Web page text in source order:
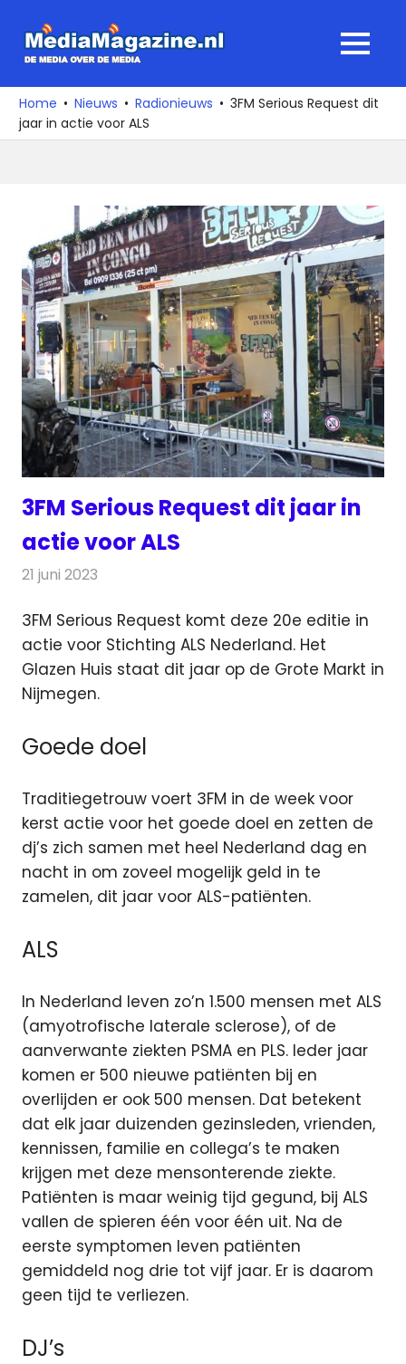
naar
media
over
de
MENU
Home Nieuws Radionieuws
3FM Serious Request dit
jaar in actie voor ALS
3FM Serious Request dit jaar in
actie voor ALS
21 juni 2023
3FM Serious Request komt deze 20e editie in
actie voor Stichting ALS Nederland. Het
Glazen Huis staat dit jaar op de Grote Markt in
Nijmegen.
Goede doel
Traditiegetrouw voert 3FM in de week voor
kerst actie voor het goede doel en zetten de
dj’s zich samen met heel Nederland dag en
nacht in om zoveel mogelijk geld in te
zamelen, dit jaar voor ALS-patiënten.
ALS
In Nederland leven zo’n 1.500 mensen met ALS
(amyotrofische laterale sclerose), of de
aanverwante ziekten PSMA en PLS. Ieder jaar
komen er 500 nieuwe patiënten bij en
overlijden er ook 500 mensen. Dat betekent
dat elk jaar duizenden gezinsleden, vrienden,
kennissen, familie en collega’s te maken
krijgen met deze mensonterende ziekte.
Patiënten is maar weinig tijd gegund, bij ALS
vallen de spieren één voor één uit. Na de
eerste symptomen leven patiënten
gemiddeld nog drie tot vijf jaar. Er is daarom
geen tijd te verliezen.
DJ’s